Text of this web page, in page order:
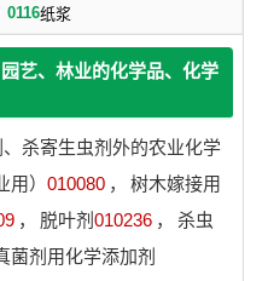
0116纸浆
艺、林业的化学品、化学
杀寄生虫剂外的农业化学
） 010080 ，
树木嫁接用
， 脱叶剂 010236 ，
杀虫
菌剂用化学添加剂